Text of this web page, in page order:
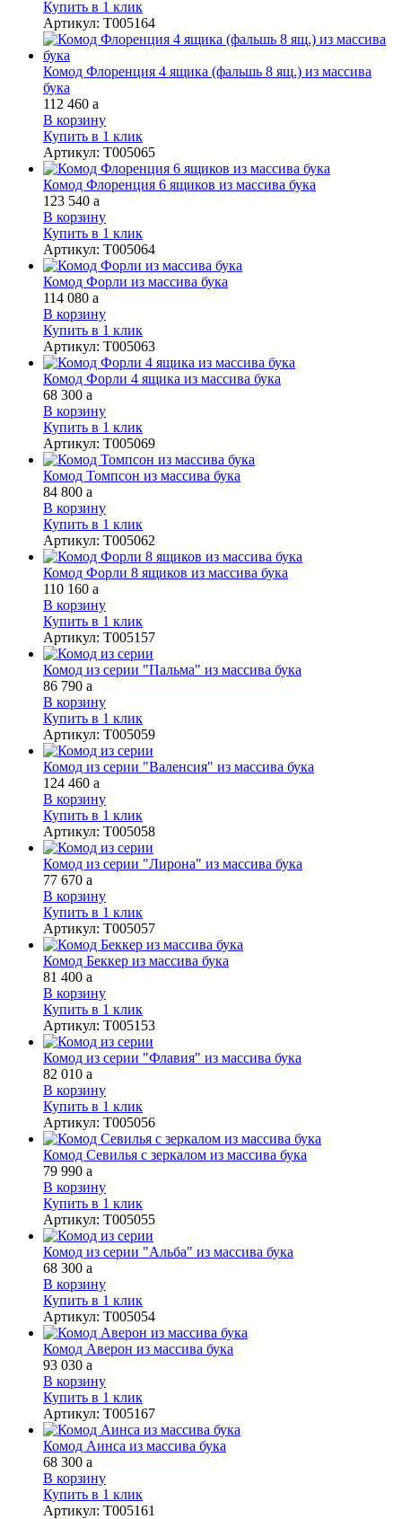
Купить в 1 клик
Артикул: Т005164
Комод Флоренция 4 ящика (фальшь 8 ящ.) из массива
бука
112 460 a
В корзину
Купить в 1 клик
Артикул: Т005065
Комод Флоренция 6 ящиков из массива бука
123 540 a
В корзину
Купить в 1 клик
Артикул: Т005064
Комод Форли из массива бука
114 080 a
В корзину
Купить в 1 клик
Артикул: Т005063
Комод Форли 4 ящика из массива бука
68 300 a
В корзину
Купить в 1 клик
Артикул: Т005069
Комод Томпсон из массива бука
84 800 a
В корзину
Купить в 1 клик
Артикул: Т005062
Комод Форли 8 ящиков из массива бука
110 160 a
В корзину
Купить в 1 клик
Артикул: Т005157
Комод из серии "Пальма" из массива бука
86 790 a
В корзину
Купить в 1 клик
Артикул: Т005059
Комод из серии "Валенсия" из массива бука
124 460 a
В корзину
Купить в 1 клик
Артикул: Т005058
Комод из серии "Лирона" из массива бука
77 670 a
В корзину
Купить в 1 клик
Артикул: Т005057
Комод Беккер из массива бука
81 400 a
В корзину
Купить в 1 клик
Артикул: Т005153
Комод из серии "Флавия" из массива бука
82 010 a
В корзину
Купить в 1 клик
Артикул: Т005056
Комод Севилья с зеркалом из массива бука
79 990 a
В корзину
Купить в 1 клик
Артикул: Т005055
Комод из серии "Альба" из массива бука
68 300 a
В корзину
Купить в 1 клик
Артикул: Т005054
Комод Аверон из массива бука
93 030 a
В корзину
Купить в 1 клик
Артикул: Т005167
Комод Аинса из массива бука
68 300 a
В корзину
Купить в 1 клик
Артикул: Т005161